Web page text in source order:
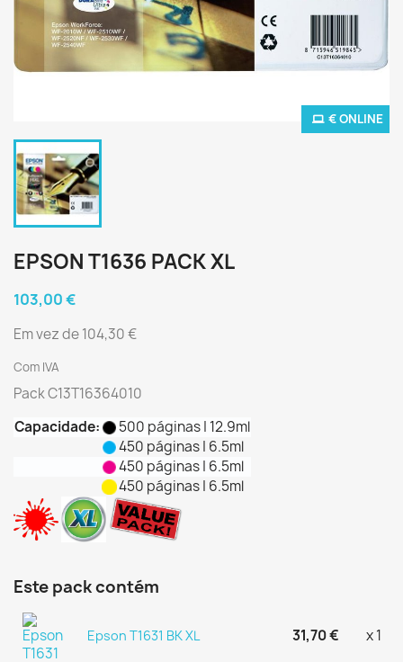
€ ONLINE
EPSON T1636 PACK XL
103,00 €
Em vez de 104,30 €
Com IVA
Pack C13T16364010
Capacidade:
500 páginas | 12.9ml
450 páginas | 6.5ml
450 páginas | 6.5ml
450 páginas | 6.5ml
Este pack contém
Epson T1631 BK XL 31,70 € x 1